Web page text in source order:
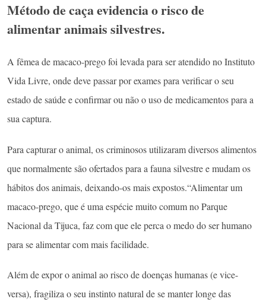
Método de caça evidencia o risco de
alimentar animais silvestres.
A fêmea de macaco-prego foi levada para ser atendido no Instituto
Vida Livre, onde deve passar por exames para verificar o seu
estado de saúde e confirmar ou não o uso de medicamentos para a
sua captura.
Para capturar o animal, os criminosos utilizaram diversos alimentos
que normalmente são ofertados para a fauna silvestre e mudam os
hábitos dos animais, deixando-os mais expostos.“Alimentar um
macaco-prego, que é uma espécie muito comum no Parque
Nacional da Tijuca, faz com que ele perca o medo do ser humano
para se alimentar com mais facilidade.
Além de expor o animal ao risco de doenças humanas (e vice-
versa), fragiliza o seu instinto natural de se manter longe das